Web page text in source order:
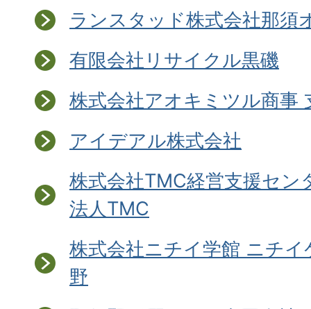
ランスタッド株式会社那須
有限会社リサイクル黒磯
株式会社アオキミツル商事
アイデアル株式会社
株式会社TMC経営支援セン
法人TMC
株式会社ニチイ学館 ニチ
野